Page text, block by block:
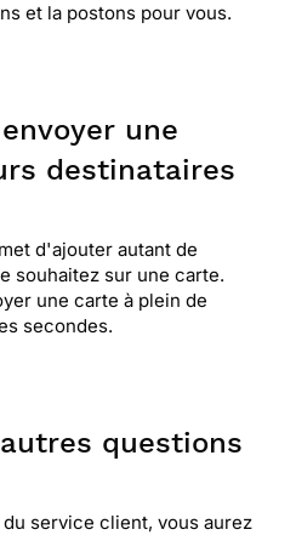
et la postons pour vous.
une
destinataires
d'ajouter autant de
souhaitez sur une carte.
une carte à plein de
secondes.
questions
service client, vous aurez